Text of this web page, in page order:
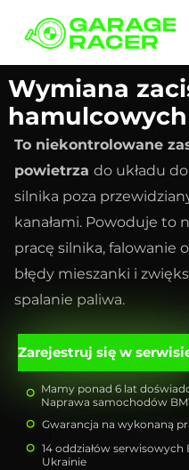
Wymiana
To niekontrolowane
powietrza do układu
silnika poza
kanałami. Powoduje to
pracę silnika, falowanie
błędy mieszanki i
spalanie paliwa.
Zarejestruj się w
Mamy ponad 6 lat
Naprawa samochodów
Gwarancja na wykonaną
14 oddziałów serwisowych
Ukrainie